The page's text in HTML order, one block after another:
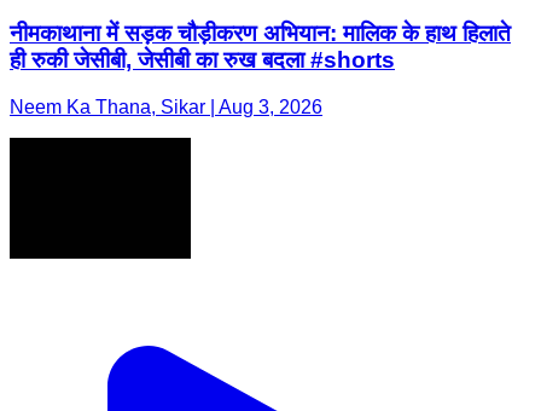
नीमकाथाना में सड़क चौड़ीकरण अभियान: मालिक के हाथ हिलाते
ही रुकी जेसीबी, जेसीबी का रुख बदला #shorts
Neem Ka Thana, Sikar | Aug 3, 2026